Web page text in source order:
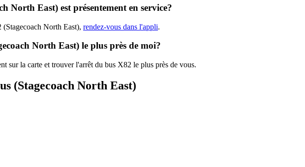
North East) est présentement en service?
North East), rendez-vous dans l'appli.
North East) le plus près de moi?
sur la carte et trouver l'arrêt du bus X82 le plus près de vous.
(Stagecoach North East)